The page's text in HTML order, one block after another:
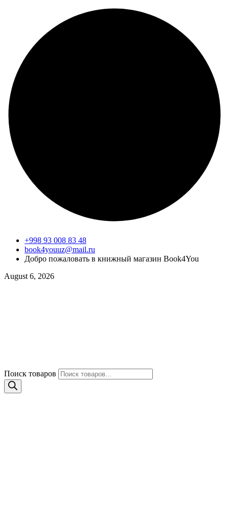
+998 93 008 83 48
book4youuz@mail.ru
Добро пожаловать в книжный магазин Book4You
August 6, 2026
Поиск товаров